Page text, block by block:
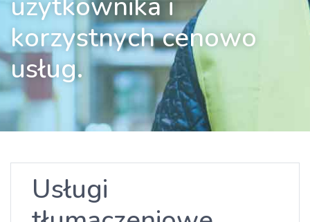
korzystnych cenowo
usług.
Usługi